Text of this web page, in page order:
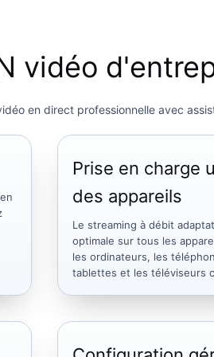
vidéo
en direct professionnelle avec
Prise en charge
des appareils
Le streaming à débit
optimale sur tous les
les ordinateurs, les
tablettes et les téléviseurs